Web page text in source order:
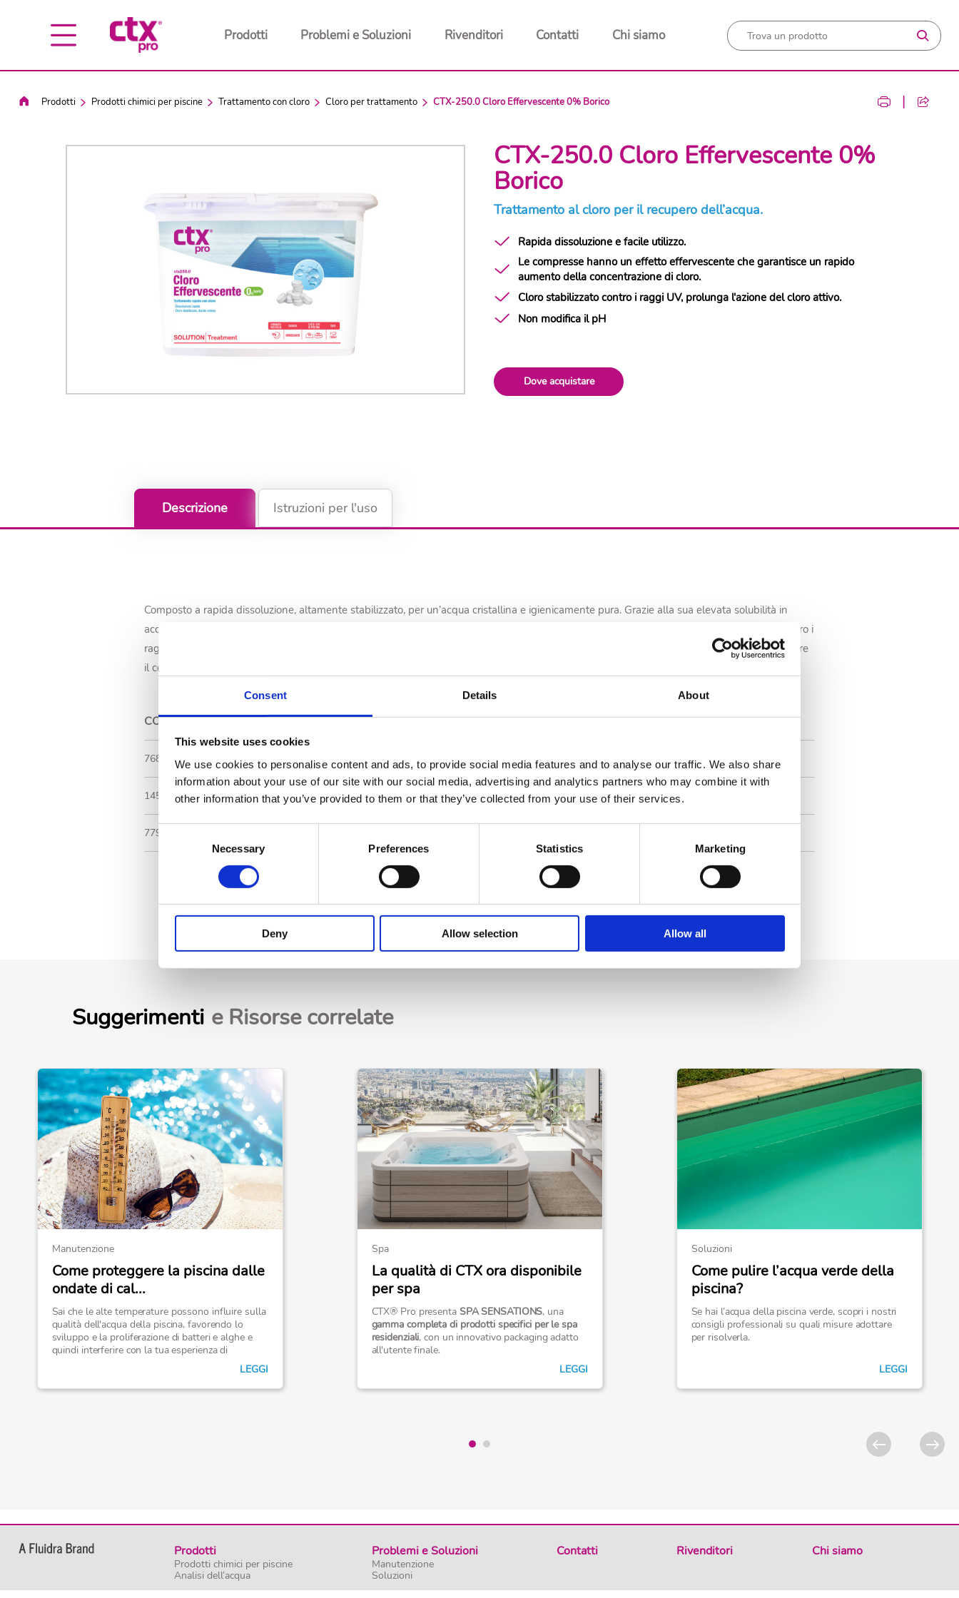
Consent Details About
This website uses cookies
We use cookies to personalise content and ads, to provide social media features and to analyse our traffic. We also share
information about your use of our site with our social media, advertising and analytics partners who may combine it with
other information that you’ve provided to them or that they’ve collected from your use of their services.
Consent
Selection
Necessary Preferences Statistics Marketing
Deny Allow selection Allow all
Prodotti Problemi e Soluzioni Rivenditori Contatti Chi siamo
Prodotti Prodotti chimici per piscine Trattamento con cloro Cloro per trattamento CTX-250.0 Cloro Effervescente 0% Borico |
CTX-250.0 Cloro Effervescente 0%
Borico
Trattamento al cloro per il recupero dell’acqua.
Rapida dissoluzione e facile utilizzo.
Le compresse hanno un effetto effervescente che garantisce un rapido
aumento della concentrazione di cloro.
Cloro stabilizzato contro i raggi UV, prolunga l'azione del cloro attivo.
Non modifica il pH
Dove acquistare
Descrizione
Composto a rapida dissoluzione, altamente stabilizzato, per un’acqua cristallina e igienicamente pura. Grazie alla sua elevata solubilità in
acqua, la quantità necessaria di cloro residuo si ottiene rapidamente. Il cloro residuo libero presente nell’acqua offre maggiore stabilità contro i
raggi ultravioletti. Non altera il pH dell’acqua della piscina. Prodotto adatto alla disinfezione di piscine costruite con materiali ceramici. Evitare
il contatto prolungato del prodotto con superfici di piscine in poliestere, vinile o liner, in quanto potrebbe provocarne scolorimenti.
CODICE Descrizione
76820 1 Kg Effervescente
1450SP030B5CMT 5 Kg Effervescente
77950
Istruzioni per l'uso
Suggerimenti e Risorse correlate
Manutenzione
Come proteggere la piscina dalle
ondate di cal...
Sai che le alte temperature possono influire sulla
qualità dell'acqua della piscina, favorendo lo
sviluppo e la proliferazione di batteri e alghe e
quindi interferire con la tua esperienza di
LEGGI
Spa
La qualità di CTX ora disponibile
per spa
CTX® Pro presenta SPA SENSATIONS, una
gamma completa di prodotti specifici per le spa
residenziali, con un innovativo packaging adatto
all'utente finale.
LEGGI
Soluzioni
Come pulire l’acqua verde della
piscina?
Se hai l’acqua della piscina verde, scopri i nostri
consigli professionali su quali misure adottare
per risolverla.
LEGGI
Prodotti
Prodotti chimici per piscine
Analisi dell’acqua
Problemi e Soluzioni
Manutenzione
Soluzioni
Contatti Rivenditori Chi siamo